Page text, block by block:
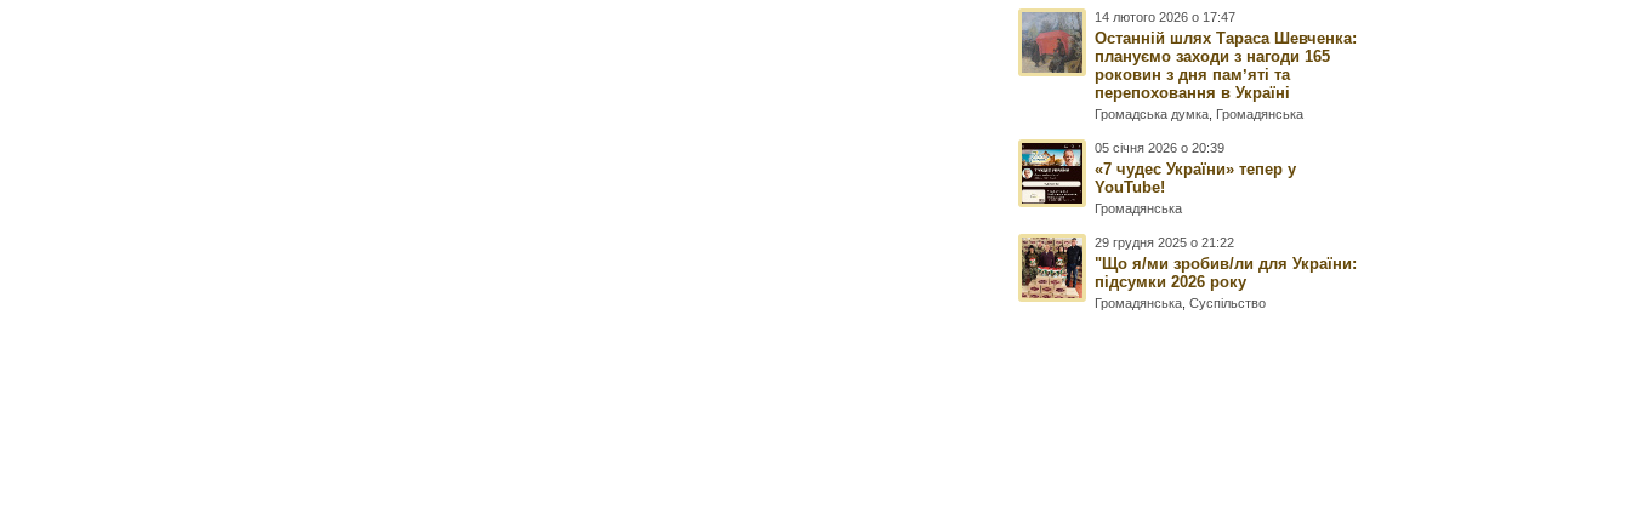
14 лютого 2026 о 17:47
Останній шлях Тараса Шевченка:
плануємо заходи з нагоди 165
роковин з дня памʼяті та
перепоховання в Україні
Громадська думка Громадянська
05 січня 2026 о 20:39
«7 чудес України» тепер у
YouTube!
Громадянська
29 грудня 2025 о 21:22
"Що я/ми зробив/ли для України:
підсумки 2026 року
Громадянська ,Суспільство